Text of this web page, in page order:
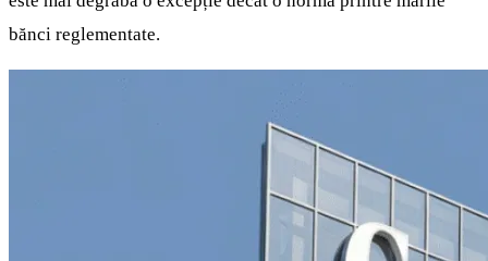
bănci reglementate.